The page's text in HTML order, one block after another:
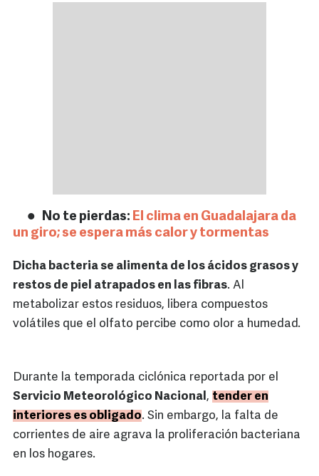
No te pierdas: El clima en Guadalajara da
un giro; se espera más calor y tormentas
Dicha bacteria se alimenta de los ácidos grasos y
restos de piel atrapados en las fibras. Al
metabolizar estos residuos, libera compuestos
volátiles que el olfato percibe como olor a humedad.
Durante la temporada ciclónica reportada por el
Servicio Meteorológico Nacional, tender en
interiores es obligado. Sin embargo, la falta de
corrientes de aire agrava la proliferación bacteriana
en los hogares.